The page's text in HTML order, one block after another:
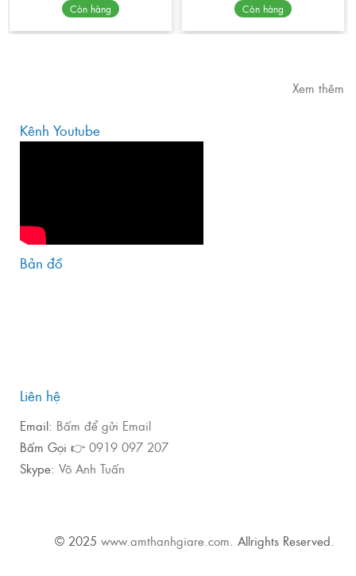
Còn hàng Còn hàng
Xem thêm
Kênh Youtube
Bản đồ
Liên hệ
Email: Bấm để gửi Email
Bấm Gọi 👉 0919 097 207
Skype: Võ Anh Tuấn
© 2025 www.amthanhgiare.com. Allrights Reserved.